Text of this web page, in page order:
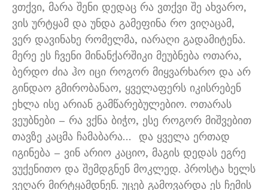
ვთქვი, მარა შენი დედაც რა ვთქვი შე ახვარო,
ვის ურტყამ და უნდა გამეფინა რო ვიღაცამ,
ვერ დავინახე რომელმა, იარაღი გადამიტენა.
მერე ეს ჩვენი მინანქარშიკი მეუბნება ოთარა,
ბერდო ძია ჰო იცი როგორ მიყვარხარო და არ
გინდაო გმირობანაო, ყველაფერს იკისრებენ
ეხლა ისე არიან გამწარებულებიო. ოთარას
ვეუბნები – რა ვქნა ბიჭო, ესე როგორ მიშვებით
თავზე კაცმა ჩამაბარა…
და ყველა ერთად
იგინება – ვინ არიო კაციო, მაგის დედას ეგრე
ვუქენითო და შემდგნენ მოკლედ. პროსტა ხელს
ვეღარ მირტყამდნენ. უცებ გამოვარდა ეს ჩემის